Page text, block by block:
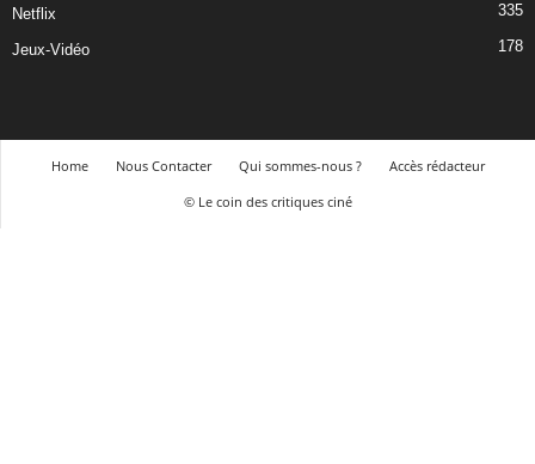
Netflix 335
Jeux-Vidéo 178
Home Nous Contacter Qui sommes-nous ?
Accès rédacteur
© Le coin des critiques ciné